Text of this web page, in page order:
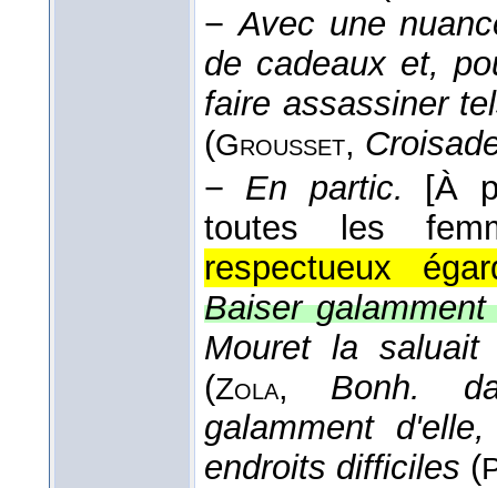
−Avec une
de cadeaux et,
faire assassiner
(Grousset,
− En partic.
[À
toutes les
respectueux
Baiser
Mouret la saluait
(Zola, Bonh.
galamment
endroits difficiles (